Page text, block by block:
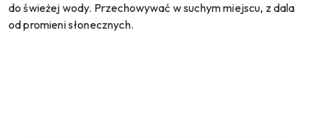
do świeżej wody. Przechowywać w suchym miejscu, z dala
od promieni słonecznych.